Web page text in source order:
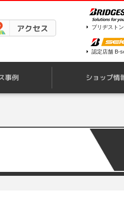
アクセス ブリヂスト
認定店舗 B-
事例 ショップ情